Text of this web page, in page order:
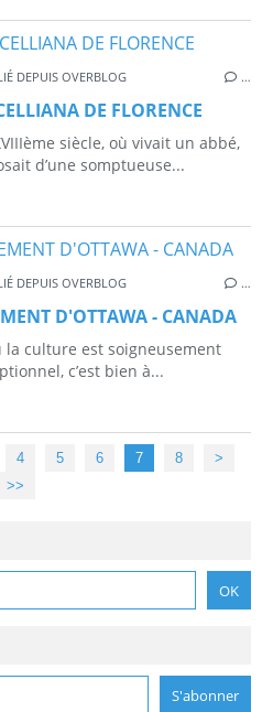
DEPUIS OVERBLOG …
DE FLORENCE
siècle, où vivait un abbé,
d’une somptueuse...
DEPUIS OVERBLOG …
D'OTTAWA - CANADA
la culture est soigneusement
c’est bien à...
4 5 6 7 8
>
>>